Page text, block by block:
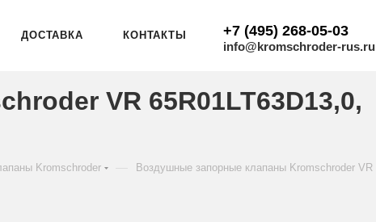
ДОСТАВКА КОНТАКТЫ +7 (495) 268-05-03
info@kromschroder-rus.ru
VR 65R01LT63D13,0,
Kromschroder Воздушные запорные клапаны Kromschroder VR